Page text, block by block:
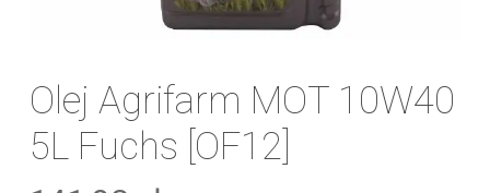
Olej Agrifarm MOT 10W40
5L Fuchs [OF12]